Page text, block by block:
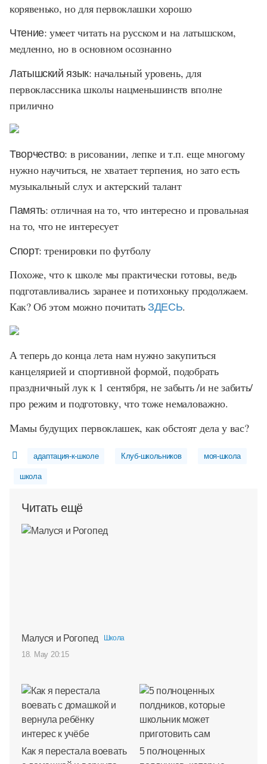
корявенько, но для первоклашки хорошо
Чтение:умеет читать на русском и на латышском,
медленно, но в основном осознанно
Латышский язык:начальный уровень, для
первоклассника школы нацменьшинств вполне
прилично
Творчество: в рисовании, лепке и т.п. еще многому
нужно научиться, не хватает терпения, но зато есть
музыкальный слух и актерский талант
Память:отличная на то, что интересно и провальная
на то, что не интересует
Спорт:тренировки по футболу
Похоже, что к школе мы практически готовы, ведь
подготавливались заранее и потихоньку продолжаем.
Как? Об этом можно почитатьЗДЕСЬ.
А теперь до конца лета нам нужно закупиться
канцелярией и спортивной формой, подобрать
праздничный лук к 1 сентября, не забыть /и не забить/
про режим и подготовку, что тоже немаловажно.
Мамы будущих первоклашек, как обстоят дела у вас?
адаптация-к-школе Клуб-школьников моя-школа
школа
Читать ещё
Малуся и Рогопед Школа
18. May 20:15
Как я перестала воевать
5 полноценных